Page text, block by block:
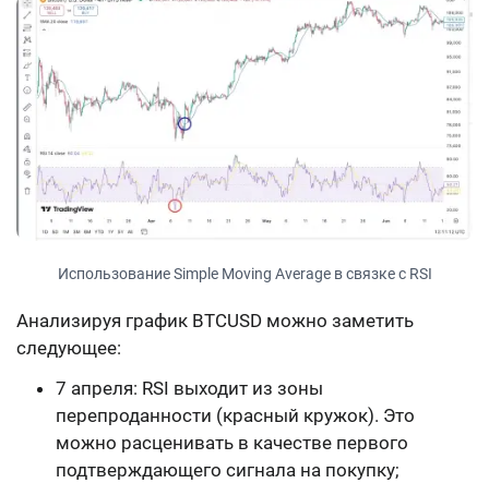
Использование Simple Moving Average в связке с RSI
Анализируя график BTCUSD можно заметить
следующее:
7 апреля: RSI выходит из зоны
перепроданности (красный кружок). Это
можно расценивать в качестве первого
подтверждающего сигнала на покупку;